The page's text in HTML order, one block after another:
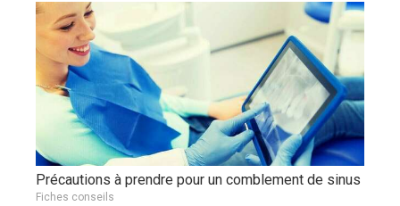
Précautions à prendre pour un comblement de sinus
Fiches conseils